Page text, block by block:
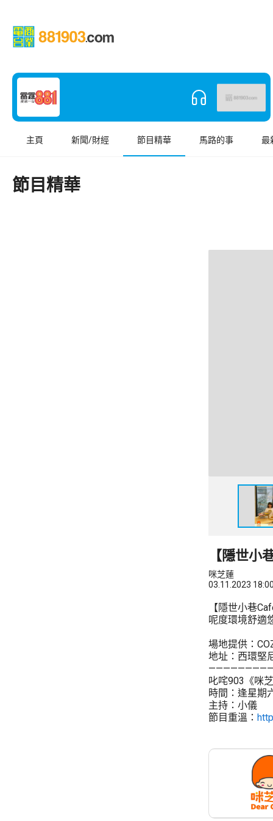
主頁 新聞/財經 節目精華 馬路的事 最
節目精華
【隱世小
咪芝蓮
03.11.2023
【隱世小巷
呢度環境舒適
場地提供：
地址：西環堅
叱咤903《咪
時間：逢星期
主持：小儀
節目重溫：